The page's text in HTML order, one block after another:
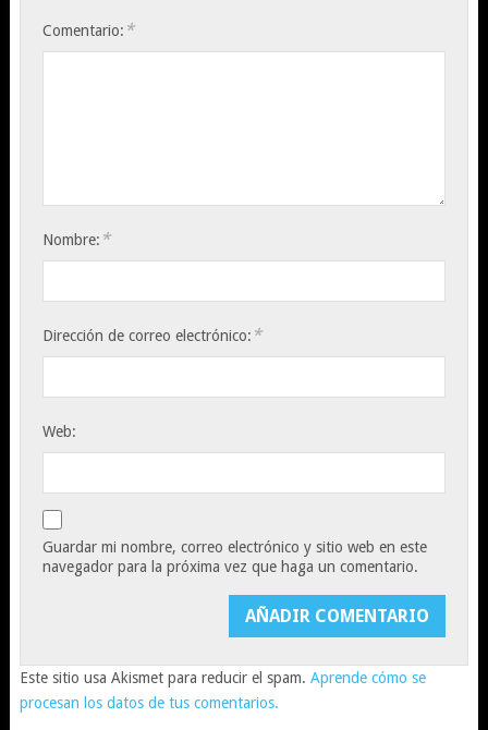
Comentario: *
Nombre: *
Dirección de correo electrónico: *
Web:
Guardar mi nombre, correo electrónico y sitio web en este
navegador para la próxima vez que haga un comentario.
Este sitio usa Akismet para reducir el spam. Aprende cómo se
procesan los datos de tus comentarios.